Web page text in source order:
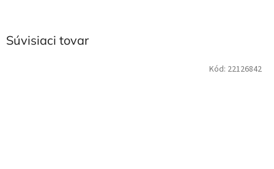
Súvisiaci tovar
Kód: 22126842